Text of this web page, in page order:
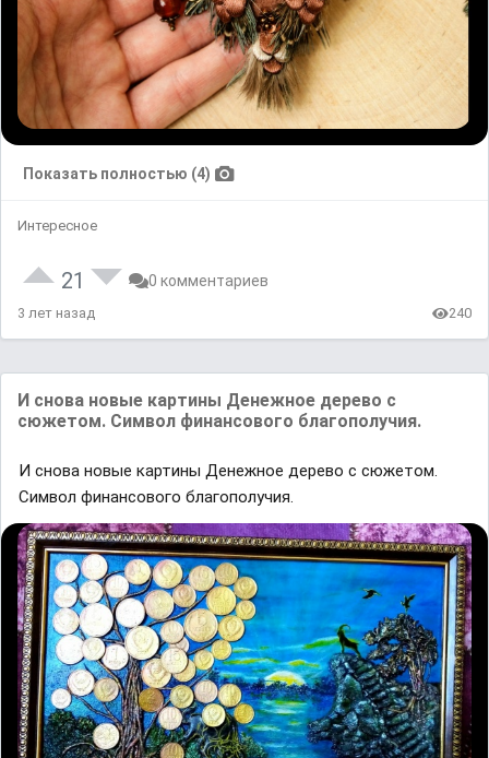
Показать полностью (4)
Интересное
21 0 комментариев
3 лет назад 240
И снова новые картины Денежное дерево с
сюжетом. Символ финансового благополучия.
И снова новые картины Денежное дерево с сюжетом.
Символ финансового благополучия.